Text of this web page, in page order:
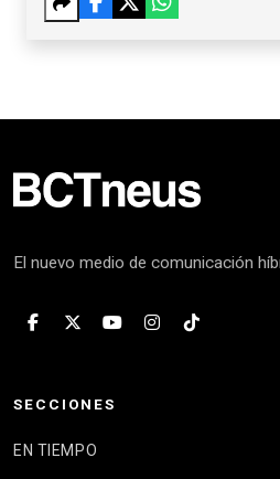
El nuevo medio de comunicación
SECCIONES
EN TIEMPO